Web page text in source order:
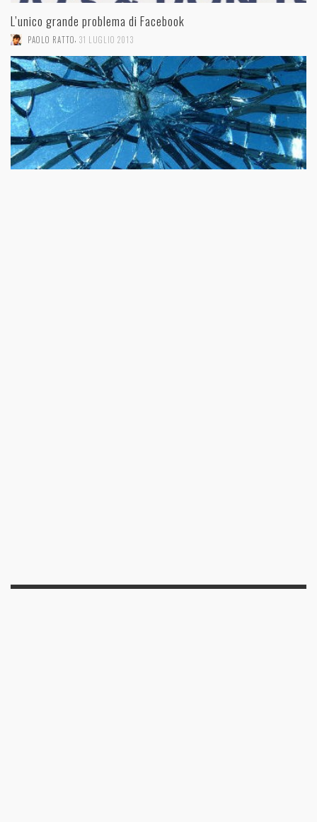
L’unico grande problema di Facebook
PAOLO RATTO, 31 LUGLIO 2013